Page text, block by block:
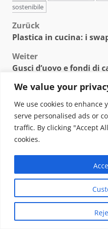
We value your
We use cookies to enhance
serve personalised ads or
traffic. By clicking "Accept
cookies.
sostenibile
Zurück
Plastica in cucina: i
Weiter
Gusci d’uovo e fondi di
VERWANDTE GESCHICHTEN